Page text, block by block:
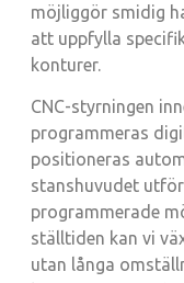
möjliggör smidig
att uppfylla
konturer.
CNC-styrningen
programmeras
positioneras
stanshuvudet
programmerade
ställtiden kan vi
utan långa